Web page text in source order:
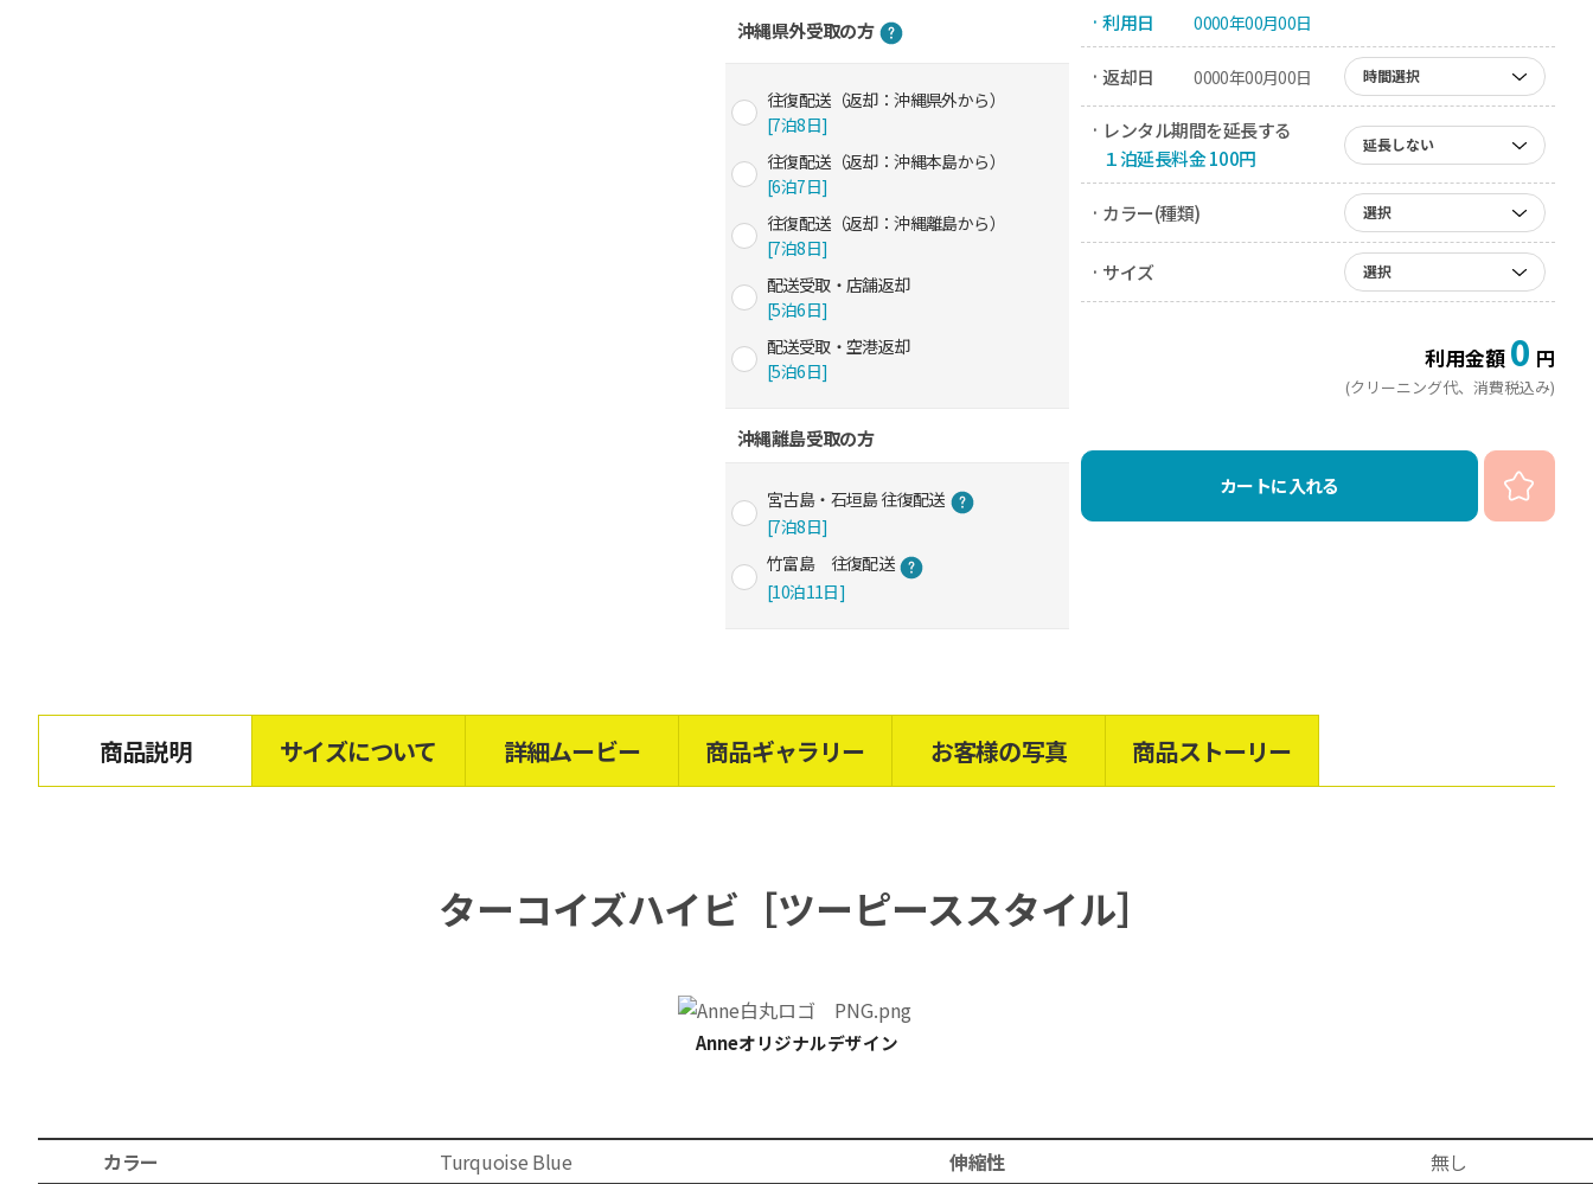
沖縄県外受取の方
往復配送（返却：沖縄県外から）
[7泊8日]
往復配送（返却：沖縄本島から）
[6泊7日]
往復配送（返却：沖縄離島から）
[7泊8日]
配送受取・店舗返却
[5泊6日]
配送受取・空港返却
[5泊6日]
沖縄離島受取の方
宮古島・石垣島 往復配送
[7泊8日]
竹富島 往復配送
[10泊11日]
· 利用日 0000年00月00日
· 返却日 0000年00月00日 時間選択
· レンタル期間を延長する
１泊延長料金 100円
延長しない
· カラー(種類) 選択
· サイズ 選択
利用金額 0 円
(クリーニング代、消費税込み)
カートに入れる
商品説明 サイズについて 詳細ムービー 商品ギャラリー お客様の写真 商品ストーリー
ターコイズハイビ［ツーピーススタイル］
Anneオリジナルデザイン
カラー Turquoise Blue 伸縮性
無し